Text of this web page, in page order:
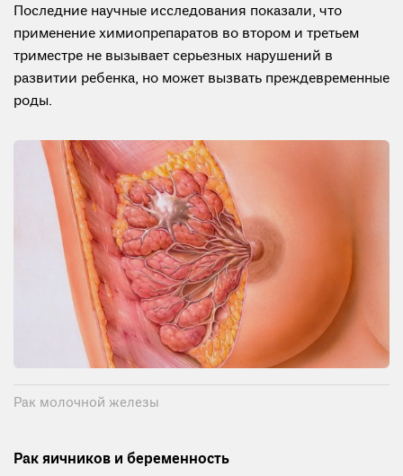
Последние научные исследования показали, что
применение химиопрепаратов во втором и третьем
триместре не вызывает серьезных нарушений в
развитии ребенка, но может вызвать преждевременные
роды.
Рак молочной железы
Рак яичников и беременность